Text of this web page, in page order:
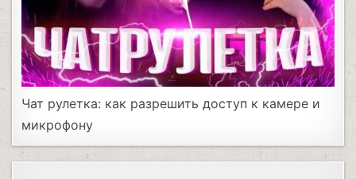
Чат рулетка: как разрешить доступ к камере и
микрофону